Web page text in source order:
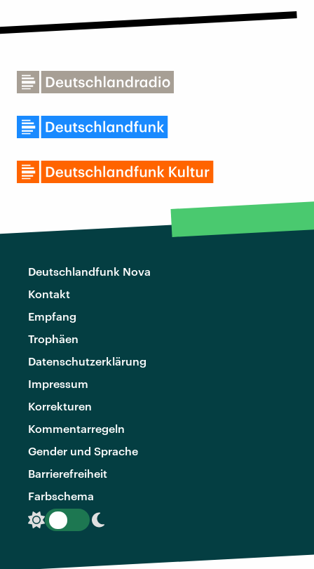
Deutschlandfunk Nova
Kontakt
Empfang
Trophäen
Datenschutzerklärung
Impressum
Korrekturen
Kommentarregeln
Gender und Sprache
Barrierefreiheit
Farbschema